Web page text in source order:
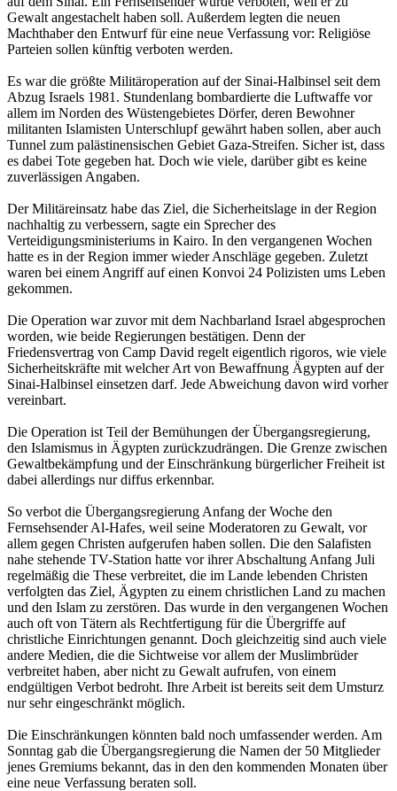
Gewalt angestachelt haben soll. Außerdem legten die neuen
Machthaber den Entwurf für eine neue Verfassung vor: Religiöse
Parteien sollen künftig verboten werden.
Es war die größte Militäroperation auf der Sinai-Halbinsel seit dem
Abzug Israels 1981. Stundenlang bombardierte die Luftwaffe vor
allem im Norden des Wüstengebietes Dörfer, deren Bewohner
militanten Islamisten Unterschlupf gewährt haben sollen, aber auch
Tunnel zum palästinensischen Gebiet Gaza-Streifen. Sicher ist, dass
es dabei Tote gegeben hat. Doch wie viele, darüber gibt es keine
zuverlässigen Angaben.
Der Militäreinsatz habe das Ziel, die Sicherheitslage in der Region
nachhaltig zu verbessern, sagte ein Sprecher des
Verteidigungsministeriums in Kairo. In den vergangenen Wochen
hatte es in der Region immer wieder Anschläge gegeben. Zuletzt
waren bei einem Angriff auf einen Konvoi 24 Polizisten ums Leben
gekommen.
Die Operation war zuvor mit dem Nachbarland Israel abgesprochen
worden, wie beide Regierungen bestätigen. Denn der
Friedensvertrag von Camp David regelt eigentlich rigoros, wie viele
Sicherheitskräfte mit welcher Art von Bewaffnung Ägypten auf der
Sinai-Halbinsel einsetzen darf. Jede Abweichung davon wird vorher
vereinbart.
Die Operation ist Teil der Bemühungen der Übergangsregierung,
den Islamismus in Ägypten zurückzudrängen. Die Grenze zwischen
Gewaltbekämpfung und der Einschränkung bürgerlicher Freiheit ist
dabei allerdings nur diffus erkennbar.
So verbot die Übergangsregierung Anfang der Woche den
Fernsehsender Al-Hafes, weil seine Moderatoren zu Gewalt, vor
allem gegen Christen aufgerufen haben sollen. Die den Salafisten
nahe stehende TV-Station hatte vor ihrer Abschaltung Anfang Juli
regelmäßig die These verbreitet, die im Lande lebenden Christen
verfolgten das Ziel, Ägypten zu einem christlichen Land zu machen
und den Islam zu zerstören. Das wurde in den vergangenen Wochen
auch oft von Tätern als Rechtfertigung für die Übergriffe auf
christliche Einrichtungen genannt. Doch gleichzeitig sind auch viele
andere Medien, die die Sichtweise vor allem der Muslimbrüder
verbreitet haben, aber nicht zu Gewalt aufrufen, von einem
endgültigen Verbot bedroht. Ihre Arbeit ist bereits seit dem Umsturz
nur sehr eingeschränkt möglich.
Die Einschränkungen könnten bald noch umfassender werden. Am
Sonntag gab die Übergangsregierung die Namen der 50 Mitglieder
jenes Gremiums bekannt, das in den den kommenden Monaten über
eine neue Verfassung beraten soll.